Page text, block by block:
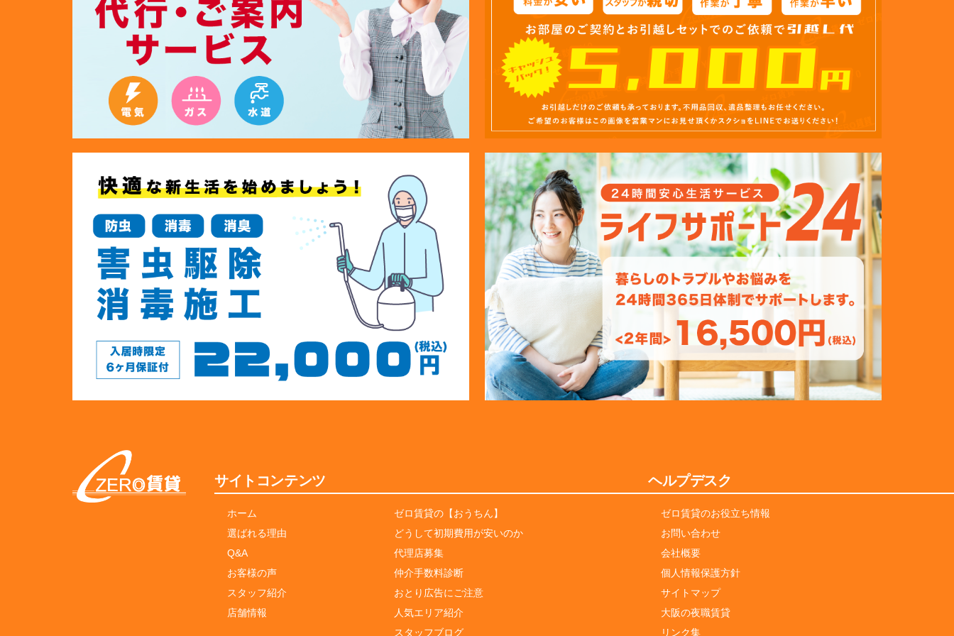
サイトコンテンツ
ホーム
選ばれる理由
Q&A
お客様の声
スタッフ紹介
店舗情報
ゼロ賃貸の【おうちん】
どうして初期費用が安いのか
代理店募集
仲介手数料診断
おとり広告にご注意
人気エリア紹介
スタッフブログ
ヘルプデスク
ゼロ賃貸のお役立ち情報
お問い合わせ
会社概要
個人情報保護方針
サイトマップ
大阪の夜職賃貸
リンク集